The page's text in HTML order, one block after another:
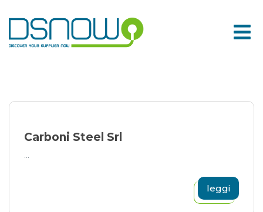
to
content
Carboni Steel Srl
...
leggi